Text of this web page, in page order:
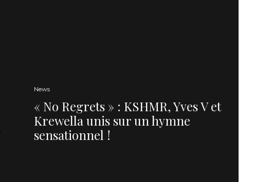
News
« No Regrets » : KSHMR, Yves V et
Krewella unis sur un hymne
sensationnel !